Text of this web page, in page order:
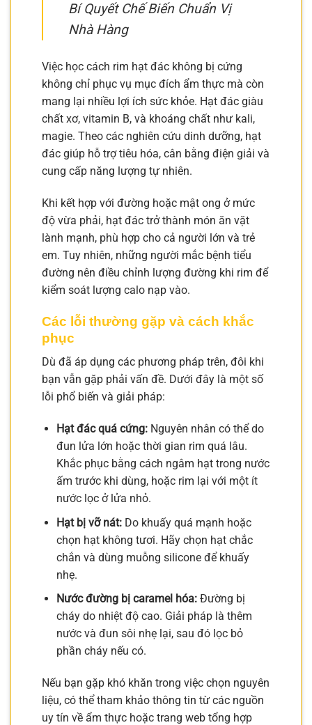
Bí Quyết Chế Biến Chuẩn Vị
Nhà Hàng
Việc học cách rim hạt đác không bị cứng
không chỉ phục vụ mục đích ẩm thực mà còn
mang lại nhiều lợi ích sức khỏe. Hạt đác giàu
chất xơ, vitamin B, và khoáng chất như kali,
magie. Theo các nghiên cứu dinh dưỡng, hạt
đác giúp hỗ trợ tiêu hóa, cân bằng điện giải và
cung cấp năng lượng tự nhiên.
Khi kết hợp với đường hoặc mật ong ở mức
độ vừa phải, hạt đác trở thành món ăn vặt
lành mạnh, phù hợp cho cả người lớn và trẻ
em. Tuy nhiên, những người mắc bệnh tiểu
đường nên điều chỉnh lượng đường khi rim để
kiểm soát lượng calo nạp vào.
Các lỗi thường gặp và cách khắc
phục
Dù đã áp dụng các phương pháp trên, đôi khi
bạn vẫn gặp phải vấn đề. Dưới đây là một số
lỗi phổ biến và giải pháp:
Hạt đác quá cứng:Nguyên nhân có thể do
đun lửa lớn hoặc thời gian rim quá lâu.
Khắc phục bằng cách ngâm hạt trong nước
ấm trước khi dùng, hoặc rim lại với một ít
nước lọc ở lửa nhỏ.
Hạt bị vỡ nát:Do khuấy quá mạnh hoặc
chọn hạt không tươi. Hãy chọn hạt chắc
chắn và dùng muỗng silicone để khuấy
nhẹ.
Nước đường bị caramel hóa:Đường bị
cháy do nhiệt độ cao. Giải pháp là thêm
nước và đun sôi nhẹ lại, sau đó lọc bỏ
phần cháy nếu có.
Nếu bạn gặp khó khăn trong việc chọn nguyên
liệu, có thể tham khảo thông tin từ các nguồn
uy tín về ẩm thực hoặc trang web tổng hợp